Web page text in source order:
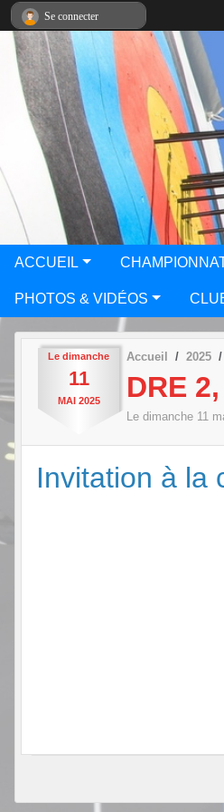
ACCUEIL
PHOTOS & VIDÉOS
Le dimanche
11
MAI 2025
Accueil 2025
DRE
Le dimanche 11
Invitation à la
Se connecter
Panneau de gestion des cookies